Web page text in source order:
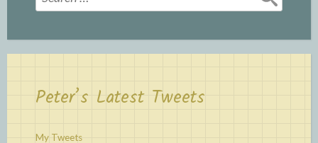
for:
Peter’s Latest Tweets
My Tweets